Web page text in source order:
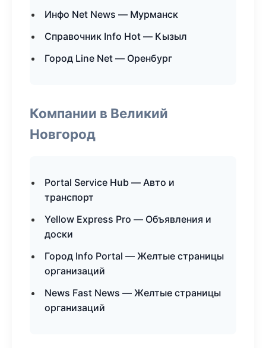
Инфо Net News — Мурманск
Справочник Info Hot — Кызыл
Город Line Net — Оренбург
Компании в Великий
Новгород
Portal Service Hub — Авто и
транспорт
Yellow Express Pro — Объявления и
доски
Город Info Portal — Желтые страницы
организаций
News Fast News — Желтые страницы
организаций